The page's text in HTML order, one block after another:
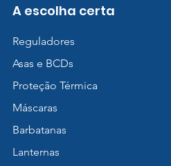
A escolha certa
Reguladores
Asas e BCDs
Proteção Térmica
Máscaras
Barbatanas
Lanternas